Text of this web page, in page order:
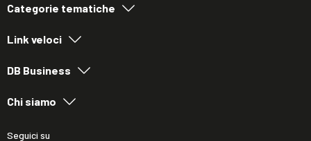
Categorie tematiche
Link veloci
DB Business
Chi siamo
Seguici su